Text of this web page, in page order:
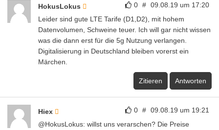
0 # 09.08.19 um 17:20
HokusLokus
Leider sind gute LTE Tarife (D1,D2), mit hohem
Datenvolumen, Schweine teuer. Ich will gar nicht wissen
was die dann erst für die 5g Nutzung verlangen.
Digitalisierung in Deutschland bleiben vorerst ein
Märchen.
Zitieren Antworten
0 # 09.08.19 um 19:21
Hiex
@HokusLokus: willst uns verarschen? Die Preise